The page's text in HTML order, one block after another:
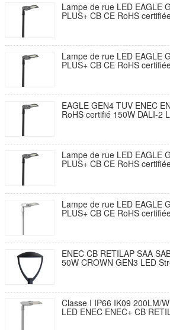
Lampe de rue LED EAGLE
PLUS+ CB CE RoHS
avec capuchon de
broches et conception auto-
sans outil avec
Lampe de rue LED EAGLE
PLUS+ CB CE RoHS
avec capuchon de
broches et conception à
autonettoyante avec
EAGLE GEN4 TUV ENEC
RoHS certifié 150W DALI-2
195lm/W Avec 7 PIN
10KV SPD Développement
ouverture et autodécouvrant
Lampe de rue LED EAGLE
PLUS+ CB CE RoHS
avec capuchon de
broches et parasurtenseur
ouverture sans outil et
Lampe de rue LED EAGLE
PLUS+ CB CE RoHS
avec capuchon de
broches et parasurtenseur
ouverture sans outil et
ENEC CB RETILAP SAA
50W CROWN GEN3 LED
Street Light Garden Light
Classe I IP66 IK09 200LM/
LED ENEC ENEC+ CB
Certifié Zhaga-D4i